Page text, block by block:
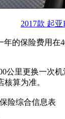
2017款 起
的保险费用
公里更换一次
算为准。
险综合信息表